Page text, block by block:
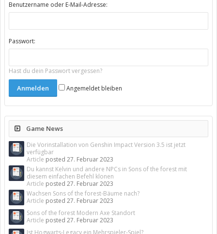
Benutzername oder E-Mail-Adresse:
Passwort:
Hast du dein Passwort vergessen?
Angemeldet bleiben
Game News
Die Vorinstallation von Genshin Impact Version 3.5 ist jetzt
verfügbar
Article posted 27. Februar 2023
Du kannst Kelvin und andere NPCs in Sons of the forest mit
diesem einfachen Befehl klonen
Article posted 27. Februar 2023
Wachsen Sons of the forest-Bäume nach?
Article posted 27. Februar 2023
Sons of the forest Modern Axe Standort
Article posted 27. Februar 2023
Ist Hogwarts-Legacy ein Mehrspieler-Spiel?